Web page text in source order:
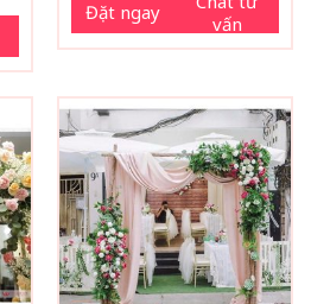
Đặt ngay
vấn